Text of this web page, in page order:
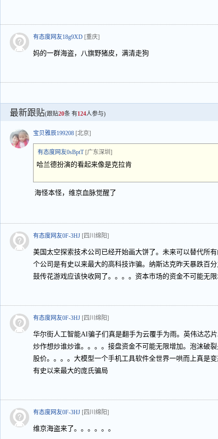
有态度网友18g9XD [重庆]
妈的一群海盗，八旗野猪皮，满清走狗
最新跟贴(跟贴20条 有124人参与)
宝贝雅辰199208 [北京]
有态度网友0sBptT [广东深圳]
哈兰德扮演的看起来像是克拉肯
海怪本怪，维京血脉觉醒了
有态度网友0F-3HJ [四川绵阳]
美国太空探索技术公司已经开始画大饼了。未来可以替代所
个公司是有史以来最大的高科技诈骗。纳斯达克昨天暴跌百
鼓传花游戏应该快收网了。。。。资本市场的资金不可能无
有态度网友0F-3HJ [四川绵阳]
华尔街人工智能AI骗子们真是翻手为云覆手为雨。英伟达芯
炒作想炒谁炒谁。。。。接盘资金不可能无限增加。泡沫破
股价。。。。大模型一个手机工具软件全世界一哄而上真是
有史以来最大的庞氏骗局
有态度网友0F-3HJ [四川绵阳]
维京海盗来了。。。。。。